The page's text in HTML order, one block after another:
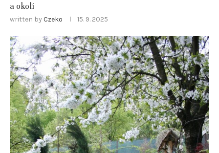
a okolí
written by Czeko 15. 9. 2025